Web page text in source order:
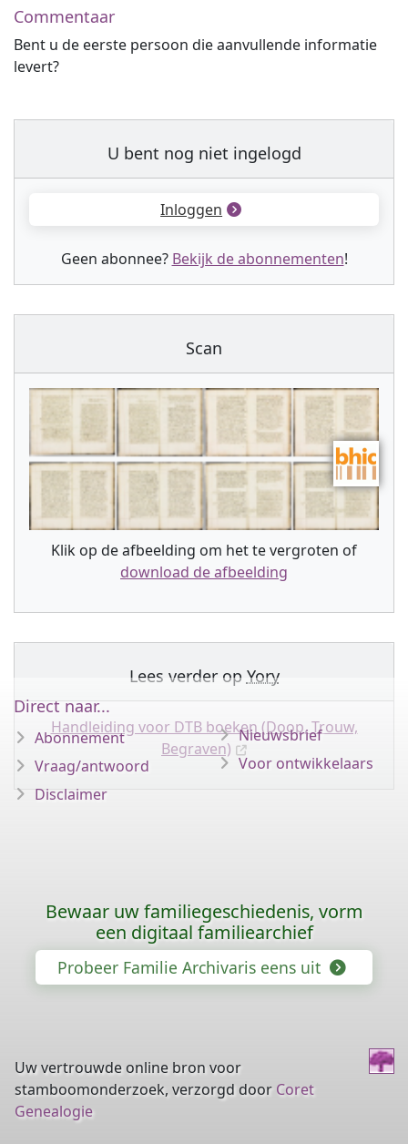
Commentaar
Bent u de eerste persoon die aanvullende informatie
levert?
U bent nog niet ingelogd
Inloggen
Geen abonnee? Bekijk de abonnementen!
Scan
Klik op de afbeelding om het te vergroten of
download de afbeelding
Lees verder op Yory
Handleiding voor DTB boeken (Doop, Trouw,
Begraven)
Direct naar...
Abonnement
Vraag/antwoord
Disclaimer
Nieuwsbrief
Voor ontwikkelaars
Bewaar uw familiegeschiedenis, vorm
een digitaal familiearchief
Probeer Familie Archivaris eens uit
Uw vertrouwde online bron voor
stamboomonderzoek, verzorgd door Coret
Genealogie